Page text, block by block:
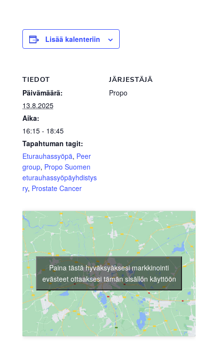
Lisää kalenteriin
TIEDOT
Päivämäärä:
13.8.2025
Aika:
16:15 - 18:45
Tapahtuman tagit:
Eturauhassyöpä, Peer
group, Propo Suomen
eturauhassyöpäyhdistys
ry, Prostate Cancer
JÄRJESTÄJÄ
Propo
Paina tästä hyväksyäksesi markkinointi
evästeet ottaaksesi tämän sisällön käyttöön